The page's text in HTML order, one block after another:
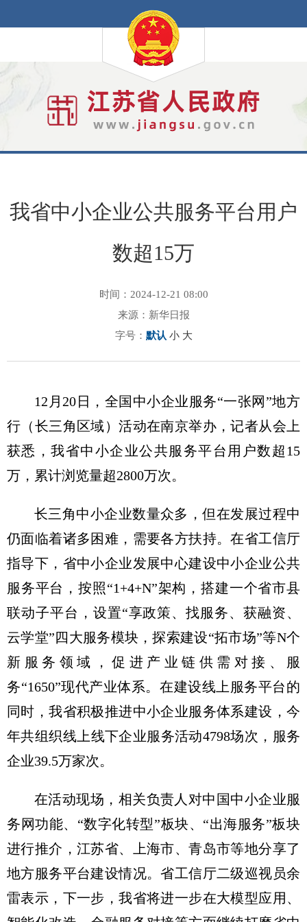
我省中小企业公共服务平台用户
数超15万
时间：2024-12-21 08:00
来源：新华日报
字号： 默认 小 大
12月20日，全国中小企业服务“一张网”地方
行（长三角区域）活动在南京举办，记者从会上
获悉，我省中小企业公共服务平台用户数超15
万，累计浏览量超2800万次。
长三角中小企业数量众多，但在发展过程中
仍面临着诸多困难，需要各方扶持。在省工信厅
指导下，省中小企业发展中心建设中小企业公共
服务平台，按照“1+4+N”架构，搭建一个省市县
联动子平台，设置“享政策、找服务、获融资、
云学堂”四大服务模块，探索建设“拓市场”等N个
新服务领域，促进产业链供需对接、服
务“1650”现代产业体系。在建设线上服务平台的
同时，我省积极推进中小企业服务体系建设，今
年共组织线上线下企业服务活动4798场次，服务
企业39.5万家次。
在活动现场，相关负责人对中国中小企业服
务网功能、“数字化转型”板块、“出海服务”板块
进行推介，江苏省、上海市、青岛市等地分享了
地方服务平台建设情况。省工信厅二级巡视员余
雷表示，下一步，我省将进一步在大模型应用、